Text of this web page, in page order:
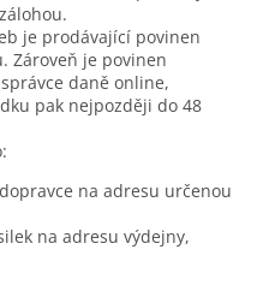
je prodávající povinen
Zároveň je povinen
daně online,
pak nejpozději do 48
na adresu určenou
na adresu výdejny,